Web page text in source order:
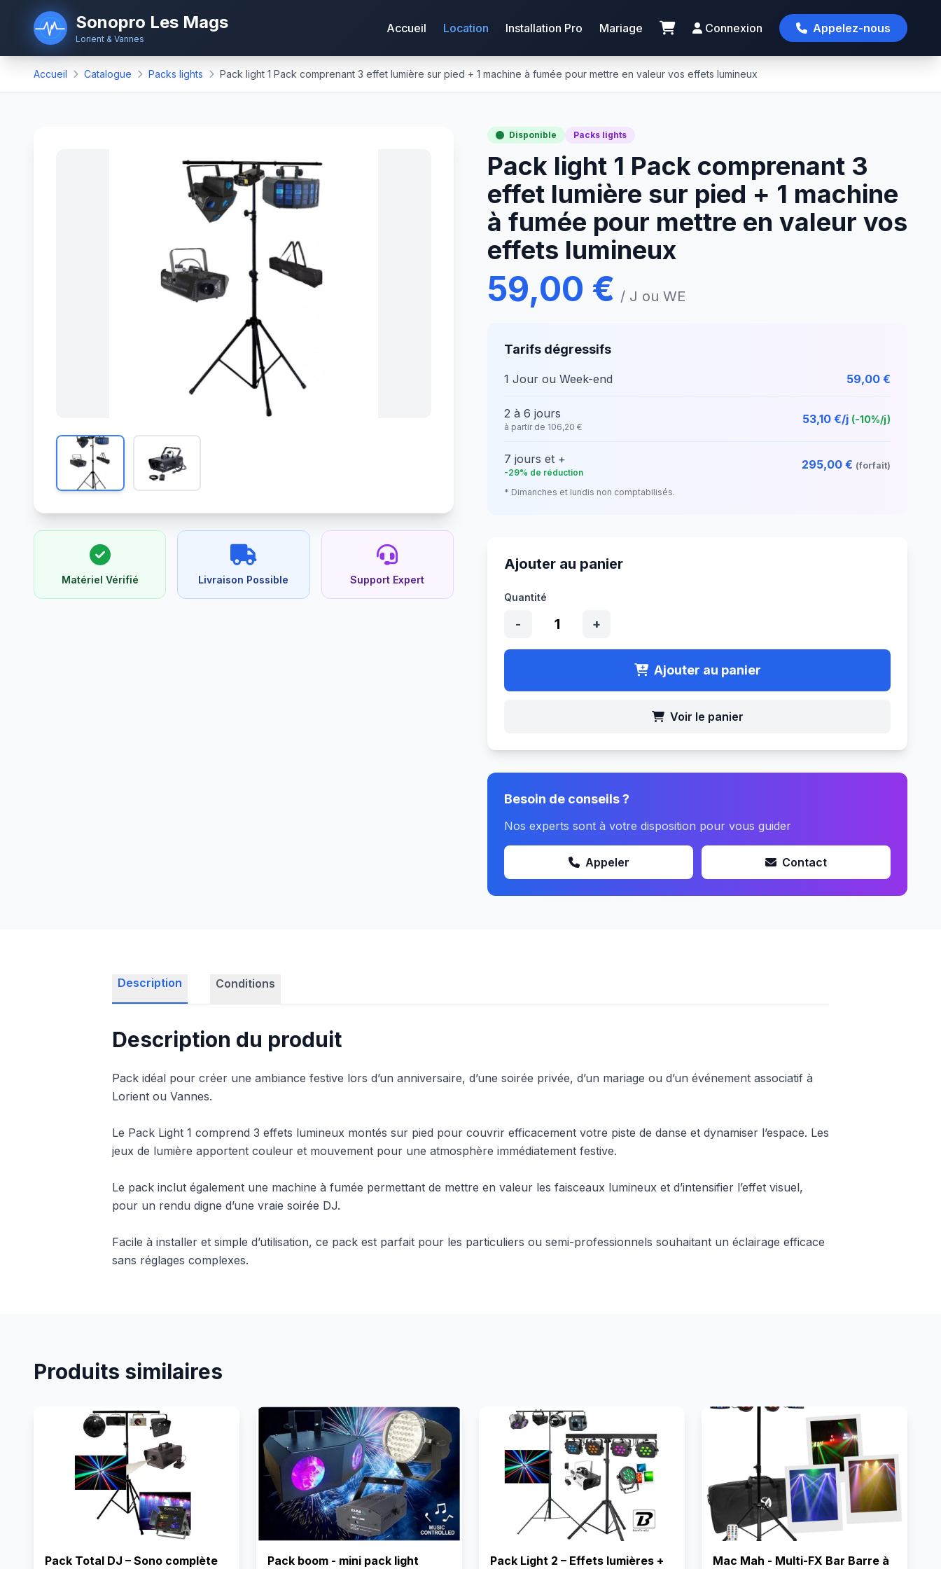
Sonopro Les Mags
Lorient & Vannes
Accueil Location Installation Pro Mariage Connexion Appelez-nous
Accueil Catalogue Packs lights Pack light 1 Pack comprenant 3 effet lumière sur pied + 1 machine à fumée pour mettre en valeur vos effets lumineux
Matériel Vérifié Livraison Possible Support Expert
Disponible Packs lights
Pack light 1 Pack comprenant 3
effet lumière sur pied + 1 machine
à fumée pour mettre en valeur vos
effets lumineux
59,00 € / J ou WE
Tarifs dégressifs
1 Jour ou Week-end 59,00 €
2 à 6 jours
à partir de 106,20 €
53,10 €/j (-10%/j)
7 jours et +
-29% de réduction
295,00 € (forfait)
* Dimanches et lundis non comptabilisés.
Ajouter au panier
Quantité
- 1 +
Ajouter au panier
Voir le panier
Besoin de conseils ?
Nos experts sont à votre disposition pour vous guider
Appeler Contact
Description Conditions
Description du produit
Pack idéal pour créer une ambiance festive lors d’un anniversaire, d’une soirée privée, d’un mariage ou d’un événement associatif à
Lorient ou Vannes.
Le Pack Light 1 comprend 3 effets lumineux montés sur pied pour couvrir efficacement votre piste de danse et dynamiser l’espace. Les
jeux de lumière apportent couleur et mouvement pour une atmosphère immédiatement festive.
Le pack inclut également une machine à fumée permettant de mettre en valeur les faisceaux lumineux et d’intensifier l’effet visuel,
pour un rendu digne d’une vraie soirée DJ.
Facile à installer et simple d’utilisation, ce pack est parfait pour les particuliers ou semi-professionnels souhaitant un éclairage efficace
sans réglages complexes.
Produits similaires
Pack Total DJ – Sono complète
Pack boom - mini pack light
Pack Light 2 – Effets lumières +
Mac Mah - Multi-FX Bar Barre à